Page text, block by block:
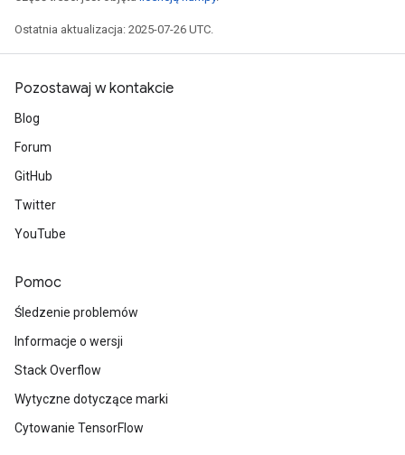
Ostatnia aktualizacja: 2025-07-26 UTC.
Pozostawaj w kontakcie
Blog
Forum
GitHub
Twitter
YouTube
Pomoc
Śledzenie problemów
Informacje o wersji
Stack Overflow
Wytyczne dotyczące marki
Cytowanie TensorFlow